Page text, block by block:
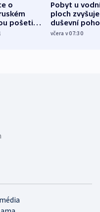
o
pošetilé,
Pobyt u
ploch zvyšuje
duševní
ukázala
včera v 07:30